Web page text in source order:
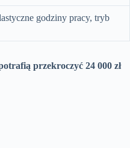
godziny pracy, tryb
przekroczyć 24 000 zł